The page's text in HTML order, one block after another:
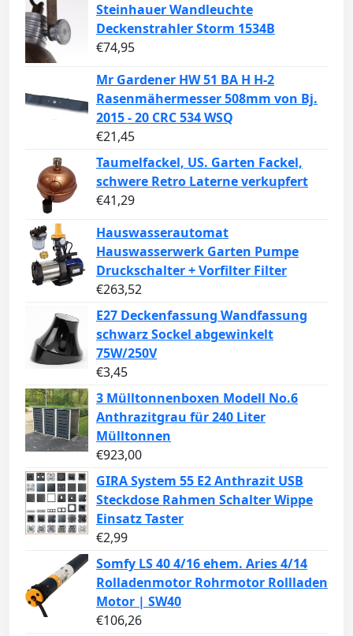
Steinhauer Wandleuchte
Deckenstrahler Storm 1534B
€74,95
Mr Gardener HW 51 BA H H-2
Rasenmähermesser 508mm von Bj.
2015 - 20 CRC 534 WSQ
€21,45
Taumelfackel, US. Garten Fackel,
schwere Retro Laterne verkupfert
€41,29
Hauswasserautomat
Hauswasserwerk Garten Pumpe
Druckschalter + Vorfilter Filter
€263,52
E27 Deckenfassung Wandfassung
schwarz Sockel abgewinkelt
75W/250V
€3,45
3 Mülltonnenboxen Modell No.6
Anthrazitgrau für 240 Liter
Mülltonnen
€923,00
GIRA System 55 E2 Anthrazit USB
Steckdose Rahmen Schalter Wippe
Einsatz Taster
€2,99
Somfy LS 40 4/16 ehem. Aries 4/14
Rolladenmotor Rohrmotor Rollladen
Motor | SW40
€106,26